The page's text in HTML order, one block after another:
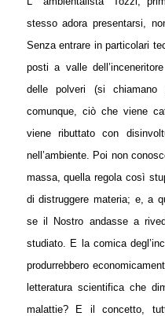
stesso adora presentarsi,
Senza entrare in particolari
posti a valle
delle polveri (si
comunque, ciò che viene
viene ributtato con
nell’ambiente. Poi non
massa, quella regola così
di distruggere materia; e, a
se il Nostro andasse a
studiato. E la comica
produrrebbero
letteratura scientifica che
malattie? E il concetto,